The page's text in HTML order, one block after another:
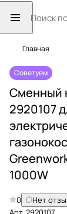
Главная
Советуем
Сменный
2920107
1000W
0
Нет